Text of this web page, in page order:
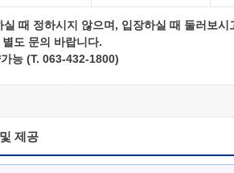
때 정하시지 않으며, 입장하실 때 둘러보시
도 문의 바랍니다.
능 (T. 063-432-1800)
제공